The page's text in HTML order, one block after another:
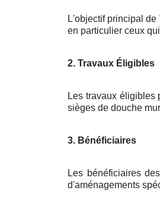
L'objectif principal
en particulier ceux
2. Travaux Éligibles
Les travaux éligibles
sièges de douche
3. Bénéficiaires
Les bénéficiaires
d'aménagements